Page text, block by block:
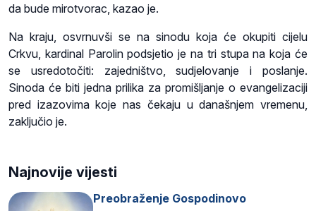
da bude mirotvorac, kazao je.
Na kraju, osvrnuvši se na sinodu koja će okupiti cijelu
Crkvu, kardinal Parolin podsjetio je na tri stupa na koja će
se usredotočiti: zajedništvo, sudjelovanje i poslanje.
Sinoda će biti jedna prilika za promišljanje o evangelizaciji
pred izazovima koje nas čekaju u današnjem vremenu,
zaključio je.
Najnovije vijesti
Preobraženje Gospodinovo